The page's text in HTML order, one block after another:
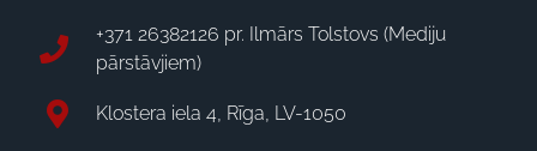
+371 26382126 pr. Ilmārs Tolstovs (Mediju
pārstāvjiem)
Klostera iela 4, Rīga, LV-1050